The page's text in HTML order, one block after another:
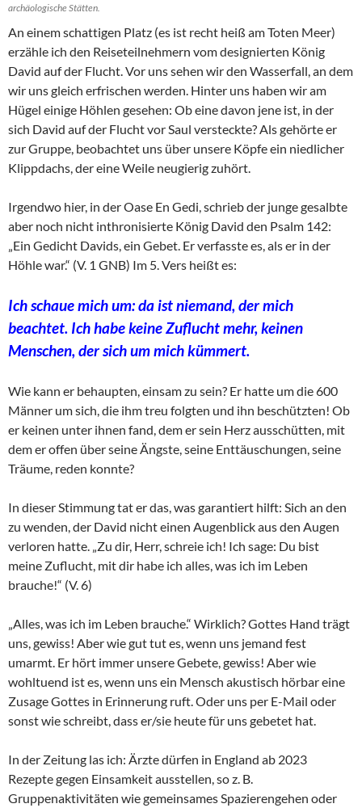
archäologische Stätten.
An einem schattigen Platz (es ist recht heiß am Toten Meer)
erzähle ich den Reiseteilnehmern vom designierten König
David auf der Flucht. Vor uns sehen wir den Wasserfall, an dem
wir uns gleich erfrischen werden. Hinter uns haben wir am
Hügel einige Höhlen gesehen: Ob eine davon jene ist, in der
sich David auf der Flucht vor Saul versteckte? Als gehörte er
zur Gruppe, beobachtet uns über unsere Köpfe ein niedlicher
Klippdachs, der eine Weile neugierig zuhört.
Irgendwo hier, in der Oase En Gedi, schrieb der junge gesalbte
aber noch nicht inthronisierte König David den Psalm 142:
„Ein Gedicht Davids, ein Gebet. Er verfasste es, als er in der
Höhle war.“ (V. 1 GNB) Im 5. Vers heißt es:
Ich schaue mich um: da ist niemand, der mich
beachtet. Ich habe keine Zuflucht mehr, keinen
Menschen, der sich um mich kümmert.
Wie kann er behaupten, einsam zu sein? Er hatte um die 600
Männer um sich, die ihm treu folgten und ihn beschützten! Ob
er keinen unter ihnen fand, dem er sein Herz ausschütten, mit
dem er offen über seine Ängste, seine Enttäuschungen, seine
Träume, reden konnte?
In dieser Stimmung tat er das, was garantiert hilft: Sich an den
zu wenden, der David nicht einen Augenblick aus den Augen
verloren hatte. „Zu dir, Herr, schreie ich! Ich sage: Du bist
meine Zuflucht, mit dir habe ich alles, was ich im Leben
brauche!“ (V. 6)
„Alles, was ich im Leben brauche.“ Wirklich? Gottes Hand trägt
uns, gewiss! Aber wie gut tut es, wenn uns jemand fest
umarmt. Er hört immer unsere Gebete, gewiss! Aber wie
wohltuend ist es, wenn uns ein Mensch akustisch hörbar eine
Zusage Gottes in Erinnerung ruft. Oder uns per E-Mail oder
sonst wie schreibt, dass er/sie heute für uns gebetet hat.
In der Zeitung las ich: Ärzte dürfen in England ab 2023
Rezepte gegen Einsamkeit ausstellen, so z. B.
Gruppenaktivitäten wie gemeinsames Spazierengehen oder